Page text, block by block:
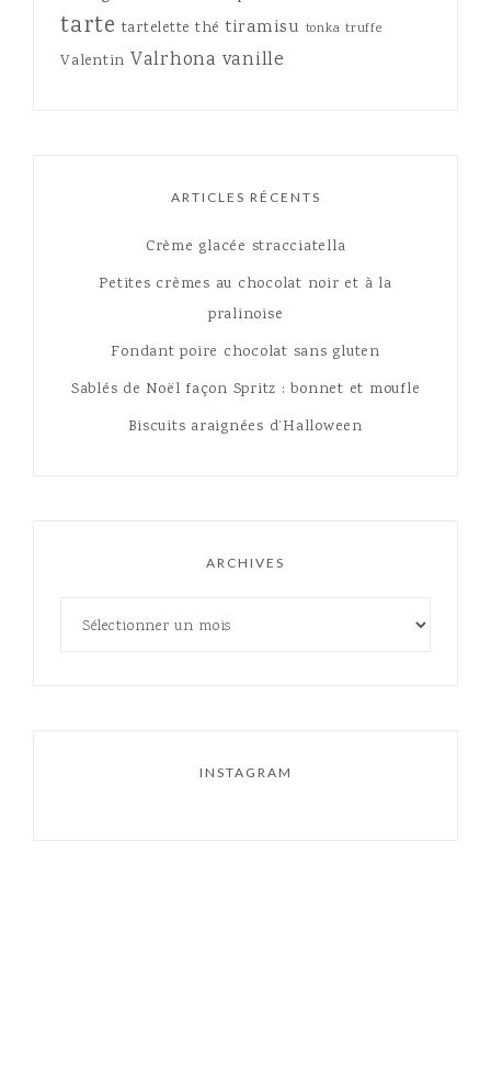
tarte tartelette thé tiramisu tonka truffe
Valentin Valrhona vanille
ARTICLES RÉCENTS
Crème glacée stracciatella
Petites crèmes au chocolat noir et à la
pralinoise
Fondant poire chocolat sans gluten
Sablés de Noël façon Spritz : bonnet et moufle
Biscuits araignées d’Halloween
ARCHIVES
INSTAGRAM